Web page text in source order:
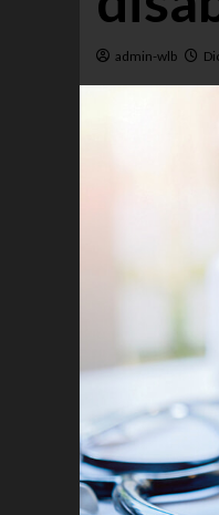
admin-wlb